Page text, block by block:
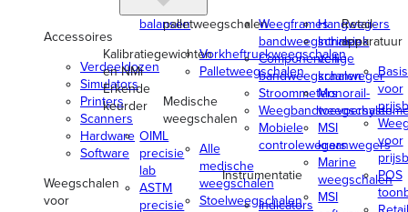
Accessoires
Verdeeldozen
Simulators
Printers
Scanners
Hardware
Software
Weegschalen
voor
balansen
Kalibratiegewichten
en NMi
Erkende
keurder
OIML
precisie
lab
ASTM
precisie
palletweegschalen
Vorkheftruckweegschalen
Palletweegschalen
Medische
weegschalen
Alle
medische
weegschalen
Stoelweegschalen
Weegframes
bandweegschalen
Componenten
bandweegschalen
Stroommeters
Mobiele
controlewegers
Instrumentatie
Indicators
Hangwegers
Intrinsiek
veilige
kraanweger
Monorail-
weegschalen
MSI
kraanwegers
Marine
weegschalen
MSI
Retail-
apparatuur
voor
voor
POS